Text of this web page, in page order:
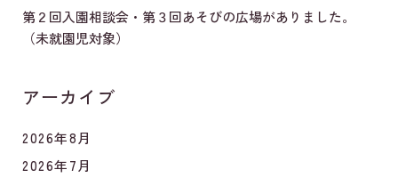
第２回入園相談会・第３回あそびの広場がありました。
（未就園児対象）
アーカイブ
2026年8月
2026年7月